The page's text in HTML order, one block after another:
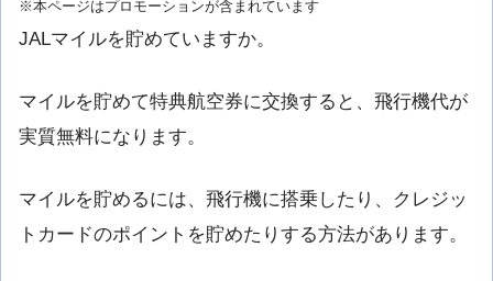
※本ページはプロモーションが含まれています
JALマイルを貯めていますか。
マイルを貯めて特典航空券に交換すると、飛行機代が
実質無料になります。
マイルを貯めるには、飛行機に搭乗したり、クレジッ
トカードのポイントを貯めたりする方法があります。